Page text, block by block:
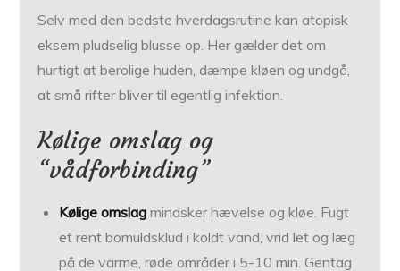
Selv med den bedste hverdagsrutine kan atopisk
eksem pludselig blusse op. Her gælder det om
hurtigt at berolige huden, dæmpe kløen og undgå,
at små rifter bliver til egentlig infektion.
Kølige omslag og
“vådforbinding”
Kølige omslag mindsker hævelse og kløe. Fugt
et rent bomuldsklud i koldt vand, vrid let og læg
på de varme, røde områder i 5-10 min. Gentag